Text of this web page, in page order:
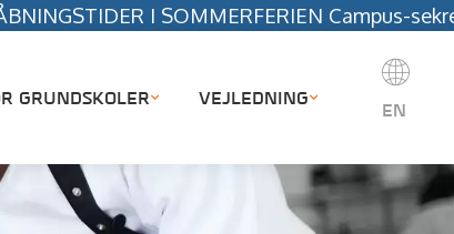
I SOMMERFERIEN Campus-sekretariatet
GRUNDSKOLER VEJLEDNING
EN